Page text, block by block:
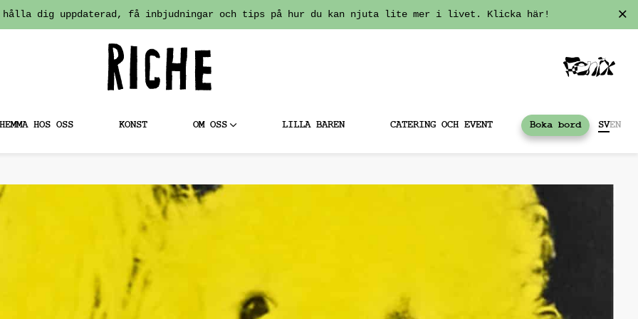
dig uppdaterad, få inbjudningar och tips på hur du kan njuta lite mer i livet. Klicka här!
HEMMA HOS OSS KONST OM OSS LILLA BAREN CATERING OCH EVENT Boka bord SVEN